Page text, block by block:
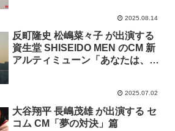
2025.08.14
反町隆史 松嶋菜々子 が出演する
資生堂 SHISEIDO MEN のCM 新
アルティミューン「あなたは、変
2025.07.02
大谷翔平 長嶋茂雄 が出演する セ
コム CM「夢の対決」篇